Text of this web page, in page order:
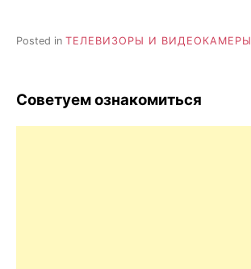
Posted in ТЕЛЕВИЗОРЫ И ВИДЕОКАМЕРЫ
Советуем ознакомиться